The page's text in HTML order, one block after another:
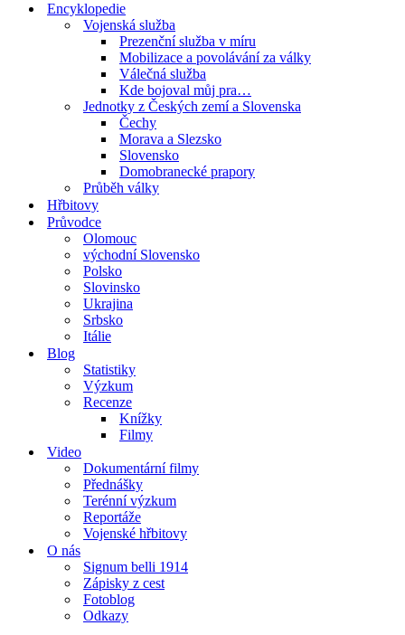
Encyklopedie
Vojenská služba
Prezenční služba v míru
Mobilizace a povolávání za války
Válečná služba
Kde bojoval můj pra…
Jednotky z Českých zemí a Slovenska
Čechy
Morava a Slezsko
Slovensko
Domobranecké prapory
Průběh války
Hřbitovy
Průvodce
Olomouc
východní Slovensko
Polsko
Slovinsko
Ukrajina
Srbsko
Itálie
Blog
Statistiky
Výzkum
Recenze
Knížky
Filmy
Video
Dokumentární filmy
Přednášky
Terénní výzkum
Reportáže
Vojenské hřbitovy
O nás
Signum belli 1914
Zápisky z cest
Fotoblog
Odkazy